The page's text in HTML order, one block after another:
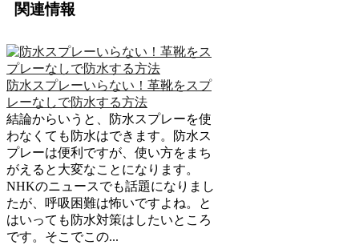
関連情報
防水スプレーいらない！革靴をスプ
レーなしで防水する方法
結論からいうと、防水スプレーを使
わなくても防水はできます。防水ス
プレーは便利ですが、使い方をまち
がえると大変なことになります。
NHKのニュースでも話題になりまし
たが、呼吸困難は怖いですよね。と
はいっても防水対策はしたいところ
です。そこでこの...